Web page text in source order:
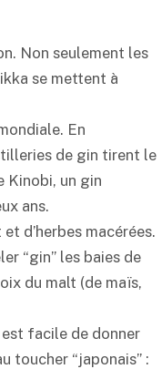
Non seulement les
se mettent à
En
de gin tirent le
Kinobi, un gin
ans.
d’herbes macérées.
“gin” les baies de
du malt (de maïs,
facile de donner
toucher “japonais” :